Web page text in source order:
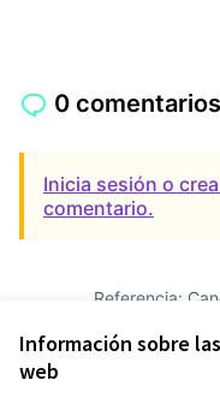
Información sobre
web
0 comentarios
Inicia sesión o
comentario.
Referencia: